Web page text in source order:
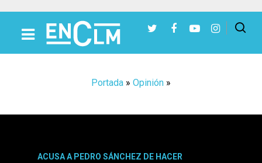
Portada » Opinión »
ACUSA A PEDRO SÁNCHEZ DE HACER